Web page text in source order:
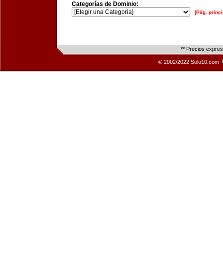
Categorías de Dominio:
[Pág.
** Precios
© 2002/2022 Solo10.com